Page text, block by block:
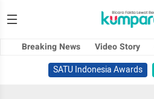
Breaking News Video Story
SATU Indonesia Awards